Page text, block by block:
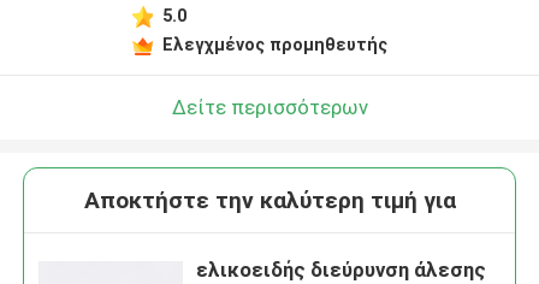
5.0
Ελεγχμένος προμηθευτής
Δείτε περισσότερων
Αποκτήστε την καλύτερη τιμή για
ελικοειδής διεύρυνση άλεσης